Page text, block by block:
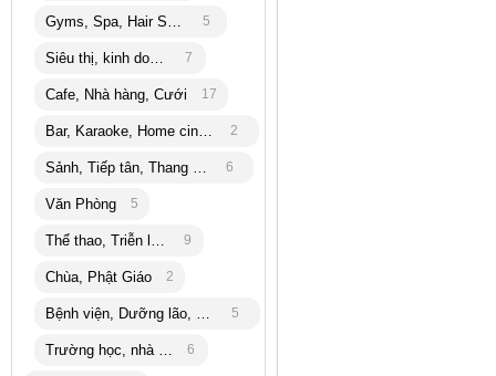
Gyms, Spa, Hair Salon 5
Siêu thị, kinh doanh 7
Cafe, Nhà hàng, Cưới 17
Bar, Karaoke, Home cinema 2
Sảnh, Tiếp tân, Thang máy 6
Văn Phòng 5
Thể thao, Triễn lãm 9
Chùa, Phật Giáo 2
Bệnh viện, Dưỡng lão, bank 5
Trường học, nhà trẻ 6